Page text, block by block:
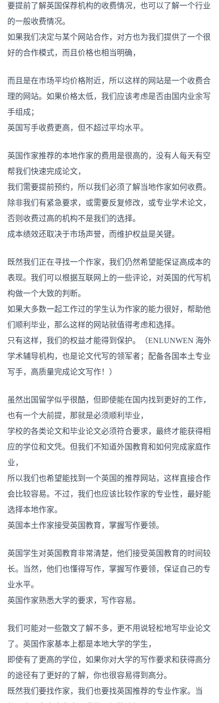
要提前了解英国保荐机构的收费情况，也可以了解一个行业
的一般收费情况。
如果我们决定与某个网站合作，对方也为我们提供了一个很
好的合作模式，而且价格也相当明确，
而且是在市场平均价格附近，所以这样的网站是一个收费合
理的网站。如果价格太低，我们应该考虑是否由国内业余写
手组成；
英国写手收费更高，但不超过平均水平。
英国作家推荐的本地作家的费用是很高的，没有人每天有空
帮我们快速完成论文，
我们需要提前预约，所以我们必须了解当地作家如何收费。
除非我们有紧急要求，或需要反复修改，或专业学术论文，
否则收费过高的机构不是我们的选择。
成本绩效还取决于市场声誉，而维护权益是关键。
既然我们正在寻找一个作家，我们仍然希望能保证高成本的
表现。我们可以根据互联网上的一些评论，对英国的代写机
构做一个大致的判断。
如果大多数一起工作过的学生认为作家的能力很好，帮助他
们顺利毕业，那么这样的网站就值得考虑和选择。
只有这样，我们的权益才能得到保护。（ENLUNWEN 海外
学术辅导机构，也是论文代写的领军者；配备各国本土专业
写手，高质量完成论文写作！）
虽然出国留学似乎很酷，但即使能在国内找到更好的工作，
也有一个大前提，那就是必须顺利毕业，
学校的各类论文和毕业论文必须符合要求，最终才能获得相
应的学位和文凭。但我们不知道外国教育和如何完成家庭作
业，
所以我们也希望能找到一个英国的推荐网站，这样直接合作
会比较容易。不过，我们也应该比较作家的专业性，最好能
选择本地作家。
英国本土作家接受英国教育，掌握写作要领。
英国学生对英国教育非常清楚，他们接受英国教育的时间较
长。当然，他们也懂得写作，掌握写作要领，保证自己的专
业水平。
英国作家熟悉大学的要求，写作容易。
我们可能对一些散文了解不多，更不用说轻松地写毕业论文
了。英国作家基本上都是本地大学的学生，
即使有了更高的学位，如果你对大学的写作要求和获得高分
的途径有了更好的了解，你也很容易得到高分。
既然我们要找作家，我们也要找英国推荐的专业作家。当